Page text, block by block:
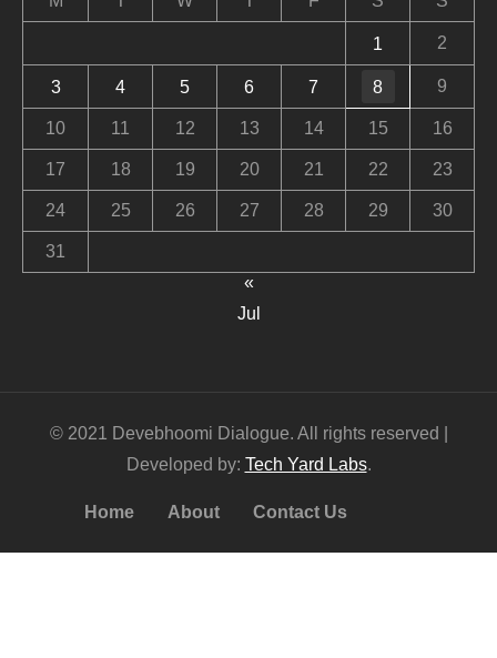
1 2
3 4 5 6 7 8 9
10 11 12 13 14 15 16
17 18 19 20 21 22 23
24 25 26 27 28 29 30
31
«
Jul
© 2021 Devebhoomi Dialogue. All rights reserved |
Developed by: Tech Yard Labs.
Home About Contact Us